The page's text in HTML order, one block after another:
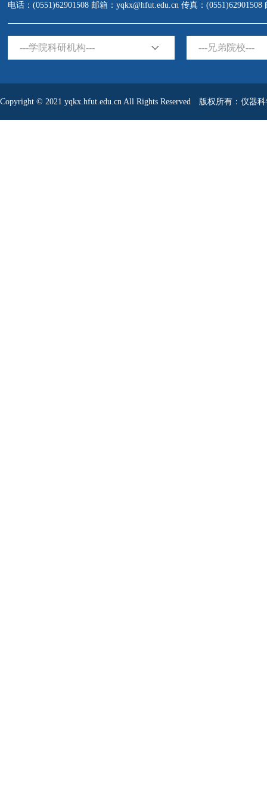
电话：(0551)62901508 邮箱：yqkx@hfut.edu.cn 传真：(0551)62901508
---学院科研机构--- ---兄弟院校---
Copyright © 2021 yqkx.hfut.edu.cn All Rights Reserved 版权所有：仪器